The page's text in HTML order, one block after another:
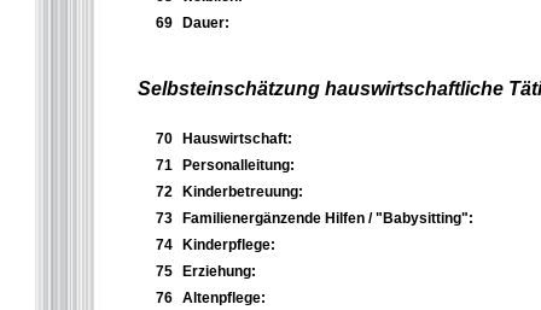
69
Dauer:
Selbsteinschätzung hauswirtschaftliche
70
Hauswirtschaft:
71
Personalleitung:
72
Kinderbetreuung:
73
Familienergänzende Hilfen / "Babysitting":
74
Kinderpflege:
75
Erziehung:
76 Altenpflege: